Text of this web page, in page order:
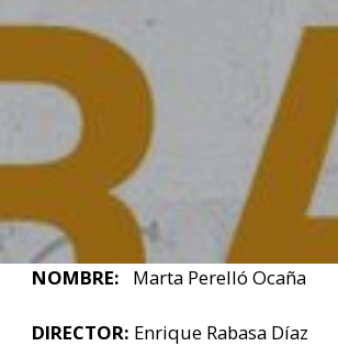
NOMBRE: Marta Perelló Ocaña
DIRECTOR: Enrique Rabasa Díaz